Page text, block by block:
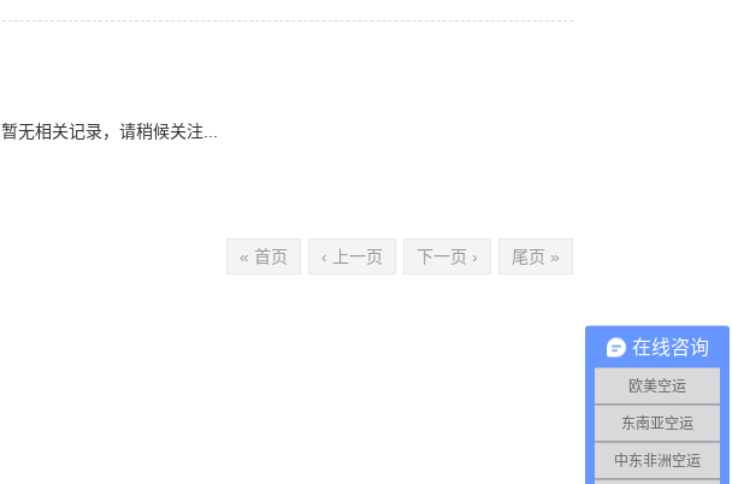
暂无相关记录，请稍候关注...
« 首页 ‹ 上一页 下一页 › 尾页 »
在线咨询
欧美空运
东南亚空运
中东非洲空运